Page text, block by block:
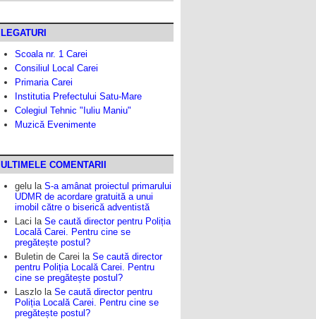
LEGATURI
Scoala nr. 1 Carei
Consiliul Local Carei
Primaria Carei
Institutia Prefectului Satu-Mare
Colegiul Tehnic "Iuliu Maniu"
Muzică Evenimente
ULTIMELE COMENTARII
gelu la S-a amânat proiectul primarului
UDMR de acordare gratuită a unui
imobil către o biserică adventistă
Laci la Se caută director pentru Poliția
Locală Carei. Pentru cine se
pregătește postul?
Buletin de Carei la Se caută director
pentru Poliția Locală Carei. Pentru
cine se pregătește postul?
Laszlo la Se caută director pentru
Poliția Locală Carei. Pentru cine se
pregătește postul?